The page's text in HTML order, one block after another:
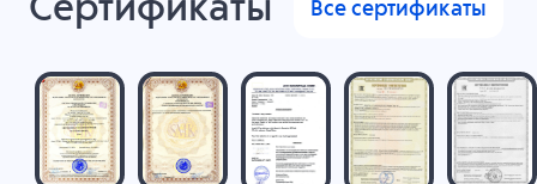
Сертификаты Все сертификаты